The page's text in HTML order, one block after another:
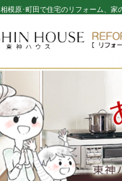
相模原･町田で住宅のリフォーム、家